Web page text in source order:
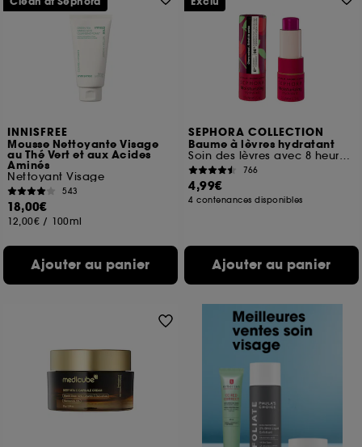
INNISFREE
Mousse Nettoyante Visage
au Thé Vert et aux Acides
Aminés
Nettoyant Visage
543
18,00€
12,00€ / 100ml
Ajouter au panier
SEPHORA COLLECTION
Baume à lèvres hydratant
Soin des lèvres avec 8 heures d'hydratation
766
4,99€
4 contenances disponibles
Ajouter au panier